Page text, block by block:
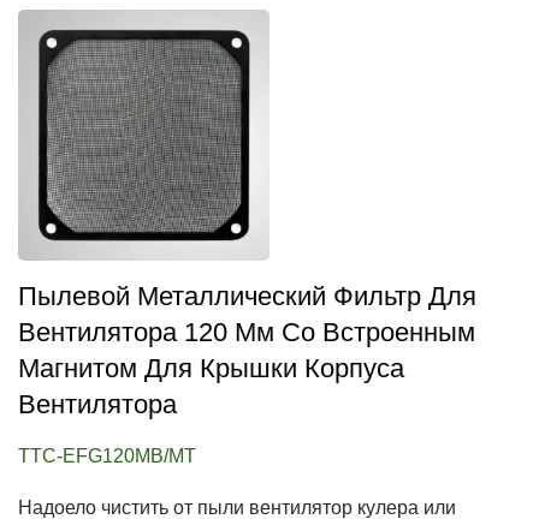
Пылевой Металлический Фильтр Для
Вентилятора 120 Мм Со Встроенным
Магнитом Для Крышки Корпуса
Вентилятора
TTC-EFG120MB/MT
Надоело чистить от пыли вентилятор кулера или